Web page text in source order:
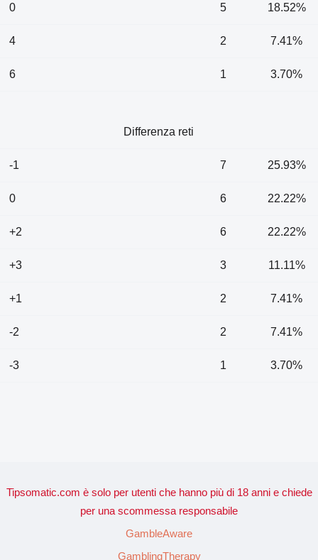
0 5 18.52%
4 2 7.41%
6 1 3.70%
Differenza reti
-1 7 25.93%
0 6 22.22%
+2 6 22.22%
+3 3 11.11%
+1 2 7.41%
-2 2 7.41%
-3 1 3.70%
Tipsomatic.com è solo per utenti che hanno più di 18 anni e chiede
per una scommessa responsabile
GambleAware
GamblingTherapy